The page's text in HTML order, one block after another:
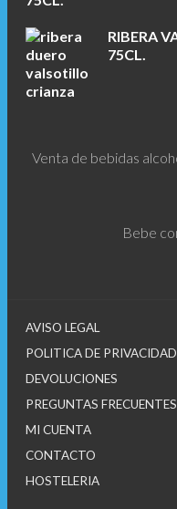
RIBERA
75CL.
Venta de bebidas
Bebe
AVISO LEGAL
POLITICA DE PRIVACIDAD
DEVOLUCIONES
PREGUNTAS FRECUENTES
MI CUENTA
CONTACTO
HOSTELERIA